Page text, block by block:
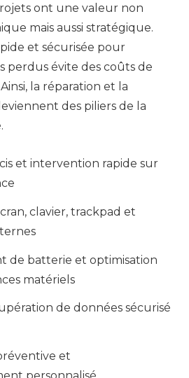
ont une valeur non
mais aussi stratégique.
et sécurisée pour
perdus évite des coûts de
la réparation et la
des piliers de la
et intervention rapide sur
clavier, trackpad et
de batterie et optimisation
matériels
de données sécurisé
et